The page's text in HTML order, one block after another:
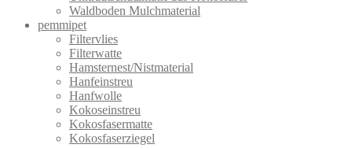
Waldboden Mulchmaterial
pemmipet
Filtervlies
Filterwatte
Hamsternest/Nistmaterial
Hanfeinstreu
Hanfwolle
Kokoseinstreu
Kokosfasermatte
Kokosfaserziegel